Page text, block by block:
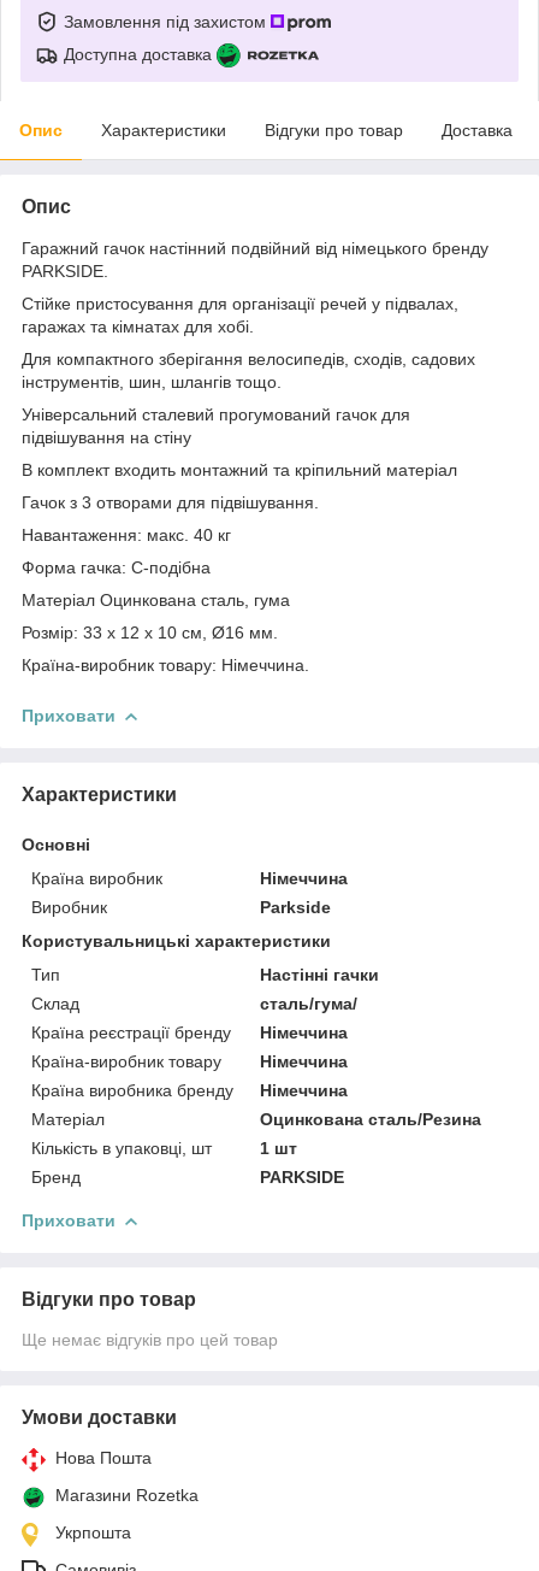
Замовлення під захистом
Доступна доставка
Опис Характеристики Відгуки про товар Доставка
Опис
Гаражний гачок настінний подвійний від німецького бренду
PARKSIDE.
Стійке пристосування для організації речей у підвалах,
гаражах та кімнатах для хобі.
Для компактного зберігання велосипедів, сходів, садових
інструментів, шин, шлангів тощо.
Універсальний сталевий прогумований гачок для
підвішування на стіну
В комплект входить монтажний та кріпильний матеріал
Гачок з 3 отворами для підвішування.
Навантаження: макс. 40 кг
Форма гачка: С-подібна
Матеріал Оцинкована сталь, гума
Розмір: 33 х 12 х 10 см, Ø16 мм.
Країна-виробник товару: Німеччина.
Приховати
Характеристики
Основні
Країна виробник
Німеччина
Виробник
Parkside
Користувальницькі характеристики
Тип
Настінні гачки
Склад
сталь/гума/
Країна реєстрації бренду
Німеччина
Країна-виробник товару
Німеччина
Країна виробника бренду
Німеччина
Матеріал
Оцинкована сталь/Резина
Кількість в упаковці, шт
1 шт
Бренд
PARKSIDE
Приховати
Відгуки про товар
Ще немає відгуків про цей товар
Умови доставки
Нова Пошта
Магазини Rozetka
Укрпошта